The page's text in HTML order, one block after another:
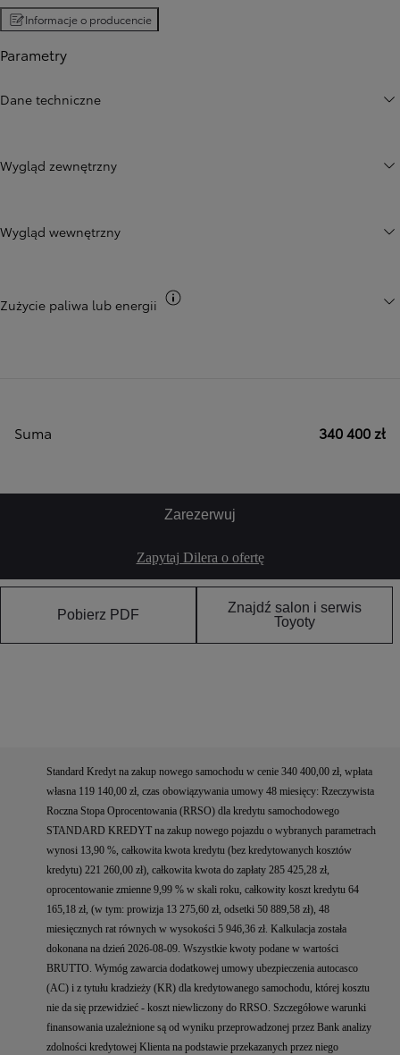
Informacje o producencie
Parametry
Dane techniczne
Wygląd zewnętrzny
Wygląd wewnętrzny
Zużycie paliwa lub energii
Suma 340 400 zł
Zarezerwuj
Zapytaj Dilera o ofertę
Pobierz PDF
Znajdź salon i serwis
Toyoty
Standard Kredyt na zakup nowego samochodu w cenie 340 400,00 zł, wpłata
własna 119 140,00 zł, czas obowiązywania umowy 48 miesięcy: Rzeczywista
Roczna Stopa Oprocentowania (RRSO) dla kredytu samochodowego
STANDARD KREDYT na zakup nowego pojazdu o wybranych parametrach
wynosi 13,90 %, całkowita kwota kredytu (bez kredytowanych kosztów
kredytu) 221 260,00 zł), całkowita kwota do zapłaty 285 425,28 zł,
oprocentowanie zmienne 9,99 % w skali roku, całkowity koszt kredytu 64
165,18 zł, (w tym: prowizja 13 275,60 zł, odsetki 50 889,58 zł), 48
miesięcznych rat równych w wysokości 5 946,36 zł. Kalkulacja została
dokonana na dzień 2026-08-09. Wszystkie kwoty podane w wartości
BRUTTO. Wymóg zawarcia dodatkowej umowy ubezpieczenia autocasco
(AC) i z tytułu kradzieży (KR) dla kredytowanego samochodu, której kosztu
nie da się przewidzieć - koszt niewliczony do RRSO. Szczegółowe warunki
finansowania uzależnione są od wyniku przeprowadzonej przez Bank analizy
zdolności kredytowej Klienta na podstawie przekazanych przez niego